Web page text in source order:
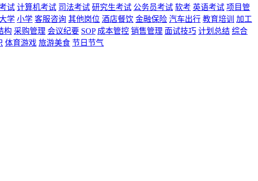
试 计算机考试 司法考试 研究生考试 公务员考试 软考 英语考试 项目管
大学 小学 客服咨询 其他岗位 酒店餐饮 金融保险 汽车出行 教育培训
加工
构 采购管理 会议纪要 SOP 成本管控 销售管理 面试技巧 计划总结 综合
体育游戏 旅游美食 节日节气